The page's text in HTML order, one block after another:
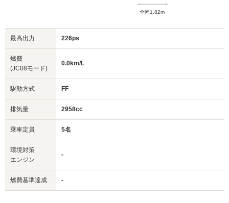
全幅1.82m
最高出力 226ps
燃費
(JC08モード)
0.0km/L
駆動方式 FF
排気量 2958cc
乗車定員 5名
環境対策
エンジン
-
燃費基準達成 -